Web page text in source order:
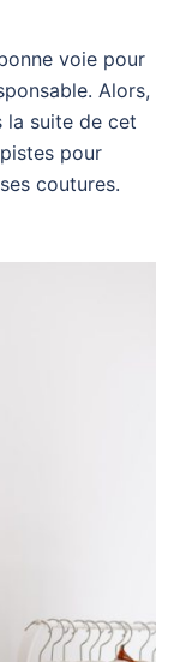
voie pour
Alors,
la suite de cet
pour
coutures.